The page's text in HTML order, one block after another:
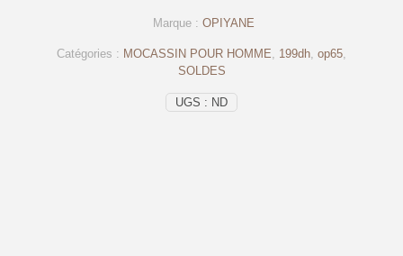
UGS : ND
Catégories : MOCASSIN POUR HOMME 199dh op65
SOLDES
Marque : OPIYANE